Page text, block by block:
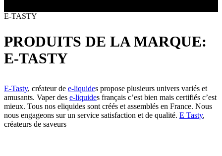
- LES PLUS VENDUS
Boxs
Pods & Formats Poche
Boxs
LA PRESSE EN PARLE
Emission "C'est dans l'air"
Interview France Bleu Genericlop
E-TASTY
PRODUITS DE LA MARQUE:
E-TASTY
E-Tasty, créateur de e-liquides propose plusieurs univers variés et
amusants. Vaper des e-liquides français c’est bien mais certifiés c’est
mieux. Tous nos eliquides sont créés et assemblés en France. Nous
nous engageons sur un service satisfaction et de qualité. E Tasty,
créateurs de saveurs